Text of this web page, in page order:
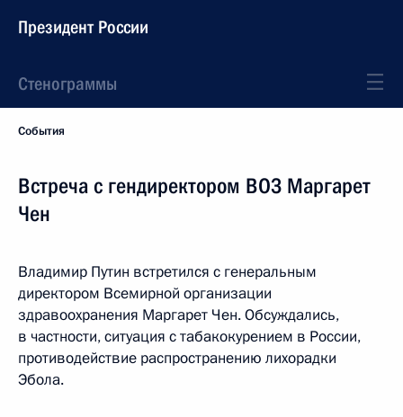
Президент России
Стенограммы
События
Встреча с гендиректором ВОЗ Маргарет
Чен
Владимир Путин встретился с генеральным
директором Всемирной организации
здравоохранения Маргарет Чен. Обсуждались,
в частности, ситуация с табакокурением в России,
противодействие распространению лихорадки
Эбола.